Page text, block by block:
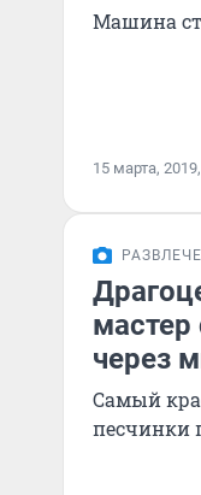
Машина
15 марта,
мастер
через
Самый
песчинки